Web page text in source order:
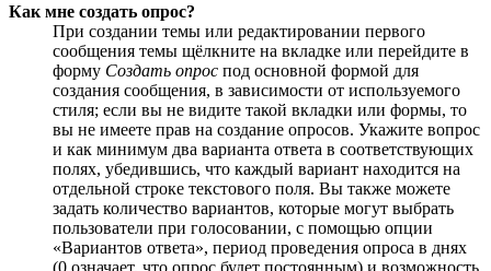
Как мне создать опрос?
При создании темы или редактировании первого
сообщения темы щёлкните на вкладке или перейдите в
форму Создать опрос под основной формой для
создания сообщения, в зависимости от используемого
стиля; если вы не видите такой вкладки или формы, то
вы не имеете прав на создание опросов. Укажите вопрос
и как минимум два варианта ответа в соответствующих
полях, убедившись, что каждый вариант находится на
отдельной строке текстового поля. Вы также можете
задать количество вариантов, которые могут выбрать
пользователи при голосовании, с помощью опции
«Вариантов ответа», период проведения опроса в днях
(0 означает, что опрос будет постоянным) и возможность